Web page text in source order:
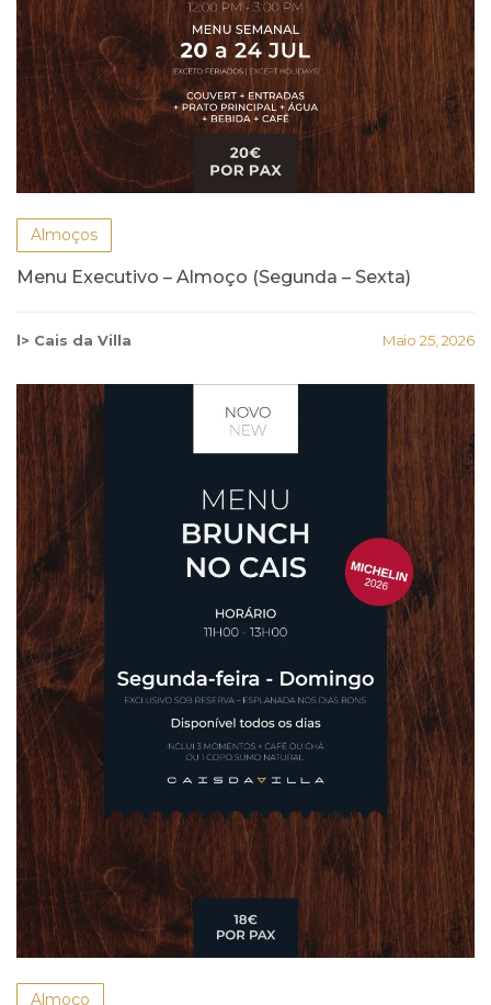
Almoços
Menu Executivo – Almoço (Segunda – Sexta)
l> Cais da Villa Maio 25, 2026
Almoço